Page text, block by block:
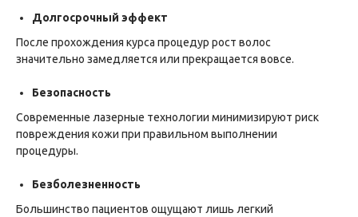
Долгосрочный эффект
После прохождения курса процедур рост волос
значительно замедляется или прекращается вовсе.
Безопасность
Современные лазерные технологии минимизируют риск
повреждения кожи при правильном выполнении
процедуры.
Безболезненность
Большинство пациентов ощущают лишь легкий